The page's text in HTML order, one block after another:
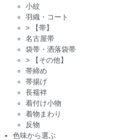
小紋
羽織・コート
>
【帯】
名古屋帯
袋帯・洒落袋帯
>
【その他】
帯締め
帯揚げ
長襦袢
着付け小物
着物まわり
反物
色味から選ぶ